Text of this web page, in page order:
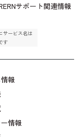
サポート関連情報
サービス名は
す
報
情報